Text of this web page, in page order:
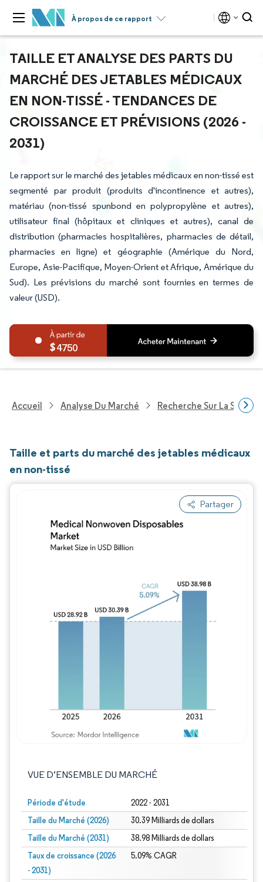
À propos de ce rapport
TAILLE ET ANALYSE DES PARTS DU
MARCHÉ DES JETABLES MÉDICAUX
EN NON-TISSÉ - TENDANCES DE
CROISSANCE ET PRÉVISIONS (2026 -
2031)
Le rapport sur le marché des jetables médicaux en non-tissé est
segmenté par produit (produits d'incontinence et autres),
matériau (non-tissé spunbond en polypropylène et autres),
utilisateur final (hôpitaux et cliniques et autres), canal de
distribution (pharmacies hospitalières, pharmacies de détail,
pharmacies en ligne) et géographie (Amérique du Nord,
Europe, Asie-Pacifique, Moyen-Orient et Afrique, Amérique du
Sud). Les prévisions du marché sont fournies en termes de
valeur (USD).
4750
Accueil Analyse Du Marché Recherche Sur La Santé
Taille et parts du marché des jetables médicaux
en non-tissé
Partager
VUE D’ENSEMBLE DU MARCHÉ
Période d'étude 2022 - 2031
Taille du Marché (2026) 30.39 Milliards de dollars
Taille du Marché (2031) 38.98 Milliards de dollars
Taux de croissance (2026
- 2031)
5.09% CAGR